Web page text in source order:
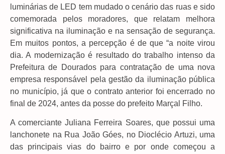
luminárias de LED tem mudado o cenário das ruas e sido
comemorada pelos moradores, que relatam melhora
significativa na iluminação e na sensação de segurança.
Em muitos pontos, a percepção é de que “a noite virou
dia. A modernização é resultado do trabalho intenso da
Prefeitura de Dourados para contratação de uma nova
empresa responsável pela gestão da iluminação pública
no município, já que o contrato anterior foi encerrado no
final de 2024, antes da posse do prefeito Marçal Filho.
A comerciante Juliana Ferreira Soares, que possui uma
lanchonete na Rua João Góes, no Dioclécio Artuzi, uma
das principais vias do bairro e por onde começou a